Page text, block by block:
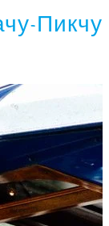
Пикчу